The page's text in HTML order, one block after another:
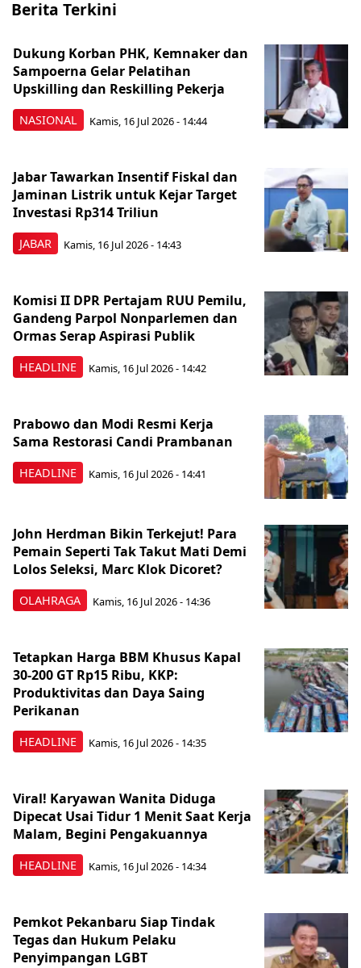
Berita Terkini
NASIONAL
Dukung Korban PHK, Kemnaker dan
Sampoerna Gelar Pelatihan
Upskilling dan Reskilling Pekerja
Kamis, 16 Jul 2026 - 14:44
JABAR
Jabar Tawarkan Insentif Fiskal dan
Jaminan Listrik untuk Kejar Target
Investasi Rp314 Triliun
Kamis, 16 Jul 2026 - 14:43
HEADLINE
Komisi II DPR Pertajam RUU Pemilu,
Gandeng Parpol Nonparlemen dan
Ormas Serap Aspirasi Publik
Kamis, 16 Jul 2026 - 14:42
HEADLINE
Prabowo dan Modi Resmi Kerja
Sama Restorasi Candi Prambanan
Kamis, 16 Jul 2026 - 14:41
OLAHRAGA
John Herdman Bikin Terkejut! Para
Pemain Seperti Tak Takut Mati Demi
Lolos Seleksi, Marc Klok Dicoret?
Kamis, 16 Jul 2026 - 14:36
HEADLINE
Tetapkan Harga BBM Khusus Kapal
30-200 GT Rp15 Ribu, KKP:
Produktivitas dan Daya Saing
Perikanan
Kamis, 16 Jul 2026 - 14:35
HEADLINE
Viral! Karyawan Wanita Diduga
Dipecat Usai Tidur 1 Menit Saat Kerja
Malam, Begini Pengakuannya
Kamis, 16 Jul 2026 - 14:34
Pemkot Pekanbaru Siap Tindak
Tegas dan Hukum Pelaku
Penyimpangan LGBT